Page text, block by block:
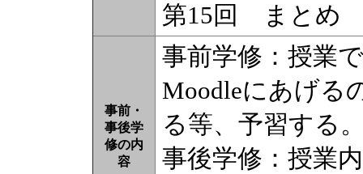
第15回 まとめ
事前・
事後学
修の内
容
事前学修：授業
Moodleにあげる
る等、予習する
事後学修：授業